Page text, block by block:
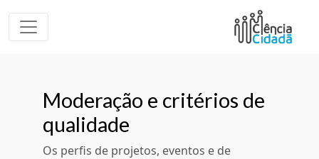
Moderação e critérios de
qualidade
Os perfis de projetos, eventos e de